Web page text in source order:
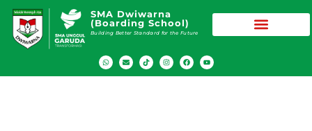
SMA Dwiwarna
(Boarding School)
Building Better Standard for the Future